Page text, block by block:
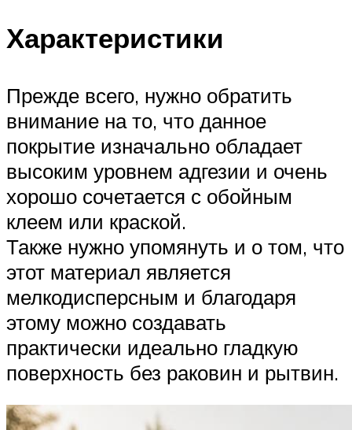
Характеристики
Прежде всего, нужно обратить
внимание на то, что данное
покрытие изначально обладает
высоким уровнем адгезии и очень
хорошо сочетается с обойным
клеем или краской.
Также нужно упомянуть и о том, что
этот материал является
мелкодисперсным и благодаря
этому можно создавать
практически идеально гладкую
поверхность без раковин и рытвин.